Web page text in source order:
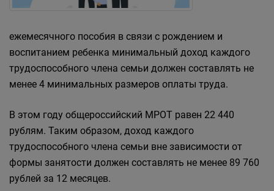
ежемесячного пособия в связи с рождением и
воспитанием ребенка минимальный доход каждого
трудоспособного члена семьи должен составлять не
менее 4 минимальных размеров оплаты труда.
В этом году общероссийский МРОТ равен 22 440
рублям. Таким образом, доход каждого
трудоспособного члена семьи вне зависимости от
формы занятости должен составлять не менее 89 760
рублей за 12 месяцев.